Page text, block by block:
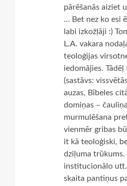
pārēšanās aiziet
… Bet nez ko esi
labi izkožļāji :)
L.A. vakara
teoloģijas
iedomājies.
(sastāvs:
auzas, Bībeles
domiņas –
murmulēšana
vienmēr gribas
it kā teoloģiski,
dziļuma trūkums.
institucionālo
skaita pantiņus